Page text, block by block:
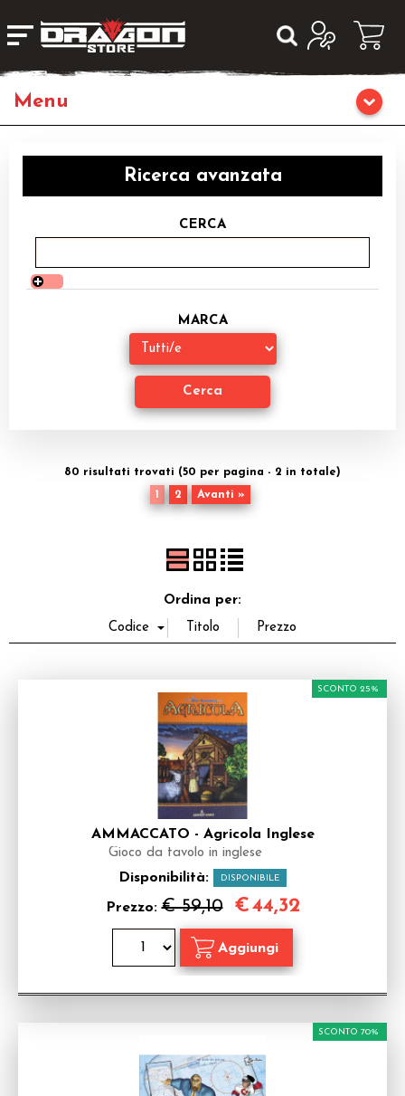
Giochi di Ruolo
Librigame
Editoria
Giochi di Carte Collezionabili
Accessori
Ricerca avanzata
CERCA
MARCA
80 risultati trovati (50 per pagina - 2 in totale)
1
2 Avanti »
Ordina per:
AMMACCATO - Agricola Inglese
Gioco da tavolo in inglese
Disponibilità: DISPONIBILE
Prezzo:€ 59,10
SCONTO 25%
€44,32
SCONTO 70%